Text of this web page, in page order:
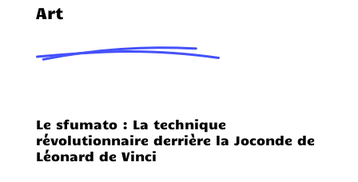
Art
Le sfumato : La technique
révolutionnaire derrière la Joconde de
Léonard de Vinci